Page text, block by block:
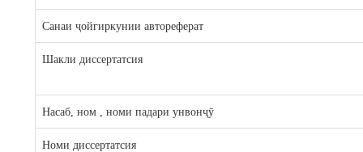
Санаи ҷойгиркунии автореферат
Шакли диссертатсия
Насаб, ном , номи падари унвонҷӯ
Номи диссертатсия